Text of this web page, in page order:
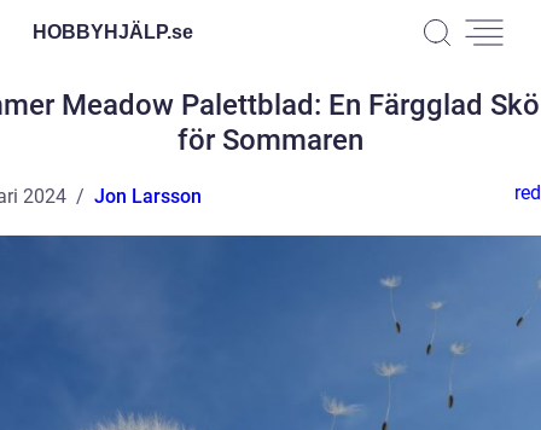
HOBBYHJÄLP.se
Meadow Palettblad: En Färgglad
för Sommaren
2024 Jon Larsson